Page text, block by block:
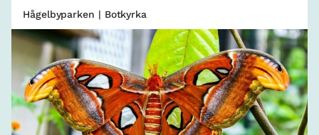
Hågelbyparken | Botkyrka